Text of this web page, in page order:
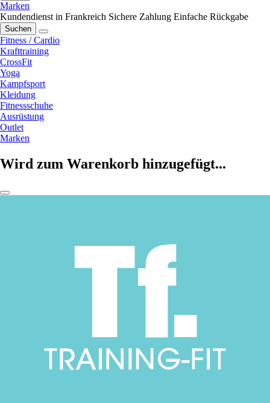
Marken
Kundendienst in Frankreich Sichere Zahlung Einfache Rückgabe
Suchen
Fitness / Cardio
Krafttraining
CrossFit
Yoga
Kampfsport
Kleidung
Fitnessschuhe
Ausrüstung
Outlet
Marken
Wird zum Warenkorb hinzugefügt...